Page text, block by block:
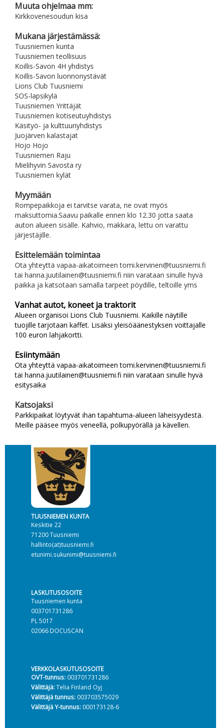
Muuta ohjelmaa mm:
Kirkkovenesoudun kisa
Mukana järjestämässä:
Tuusniemen kunta
Tuusniemen teollisuus
Koillis-Savon 4H yhdistys
Koillis-Savon luonnonystävät
Lions Club Tuusniemi
SOS-lapsikylä
Tuusniemen Yrittäjät
Tuusniemen kotiseutuyhdistys
Käsityö- ja kulttuuriyhdistys
Juojärven kalastajat
Hojo Hojo
Tuusniemen Raju
Mielihyvin Savosta ry
Tuusniemen kylät
Myymään
Rompepaikkoja ei tarvitse varata, ne ovat myös
maksuttomia.Saavu paikalle ennen klo 12.30 jotta saata
auton alueen sisälle. Kahvio, makkara, lettu on varattu
järjestäjille.
Esittelemään toimintaa
Ota yhteyttä vapaa-aikatoimeen tomi.kervinen@tuusniemi.fi
tai hanna.juutilainen@tuusniemi.fi niin varataan sinulle hyvä
paikka ja katsotaan samalla tarpeet pöydille, teltoille yms
Vanhat autot, koneet ja traktorit
Alueen organisoi Lions Club Tuusniemi. Kaikille näytille
tuojille tarjotaan kaffet. Lisäksi yleisöäänestyksen voittajalle
100 euron lahjakortti.
Esiintymään
Ota yhteyttä vapaa-aikatoimeen tomi.kervinen@tuusniemi.fi
tai hanna.juutilainen@tuusniemi.fi niin varataan sinulle hyvä
esitysaika
Katsojaksi
Parkkipaikat löytyvät ihan tapahtuma-alueen läheisyydestä.
Meille pääsee myös veneellä, polkupyörällä ja kävellen.
TUUSNIEMEN KUNTA
Keskitie 22
71200 Tuusniemi
hallinto(at)tuusniemi.fi
etunimi.sukunimi@tuusniemi.fi
LASKUTUSOSOITE
Tuusniemen kunta
003701731286
PL 5017
02066 DOCUSCAN
VERKKOLASKUTUSOSOITE
OVT-tunnus:003701731286
Välittäjä:Telia Finland Oyj
Välittäjä tunnus:003703575029
Välittäjä Y-tunnus:000173128-6